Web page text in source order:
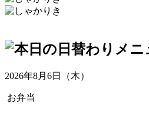
2026年8月6日（木）
お弁当